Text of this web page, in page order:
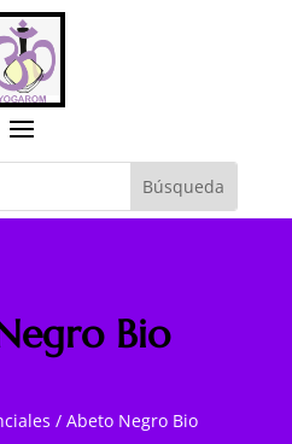
Bio
/Abeto Negro Bio